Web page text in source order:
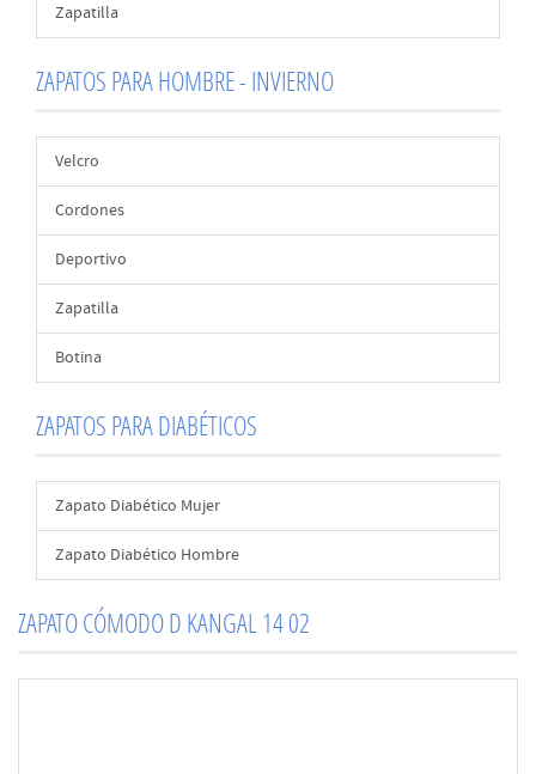
Zapatilla
ZAPATOS PARA HOMBRE - INVIERNO
Velcro
Cordones
Deportivo
Zapatilla
Botina
ZAPATOS PARA DIABÉTICOS
Zapato Diabético Mujer
Zapato Diabético Hombre
ZAPATO CÓMODO D KANGAL 14 02